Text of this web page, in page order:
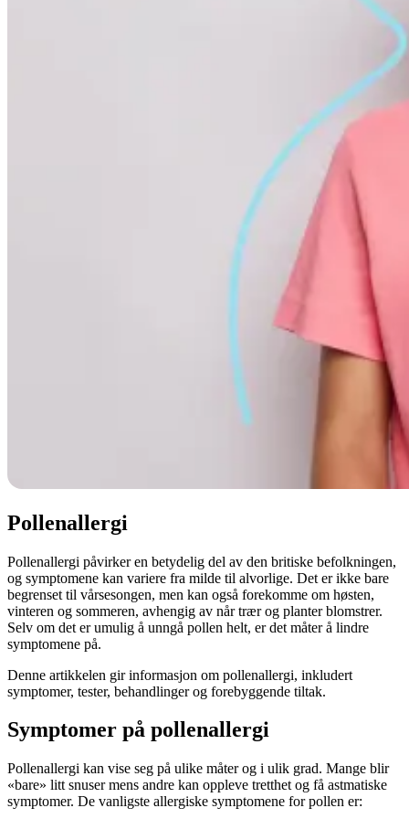
Pollenallergi
Pollenallergi påvirker en betydelig del av den britiske befolkningen,
og symptomene kan variere fra milde til alvorlige. Det er ikke bare
begrenset til vårsesongen, men kan også forekomme om høsten,
vinteren og sommeren, avhengig av når trær og planter blomstrer.
Selv om det er umulig å unngå pollen helt, er det måter å lindre
symptomene på.
Denne artikkelen gir informasjon om pollenallergi, inkludert
symptomer, tester, behandlinger og forebyggende tiltak.
Symptomer på pollenallergi
Pollenallergi kan vise seg på ulike måter og i ulik grad. Mange blir
«bare» litt snuser mens andre kan oppleve tretthet og få astmatiske
symptomer. De vanligste allergiske symptomene for pollen er: